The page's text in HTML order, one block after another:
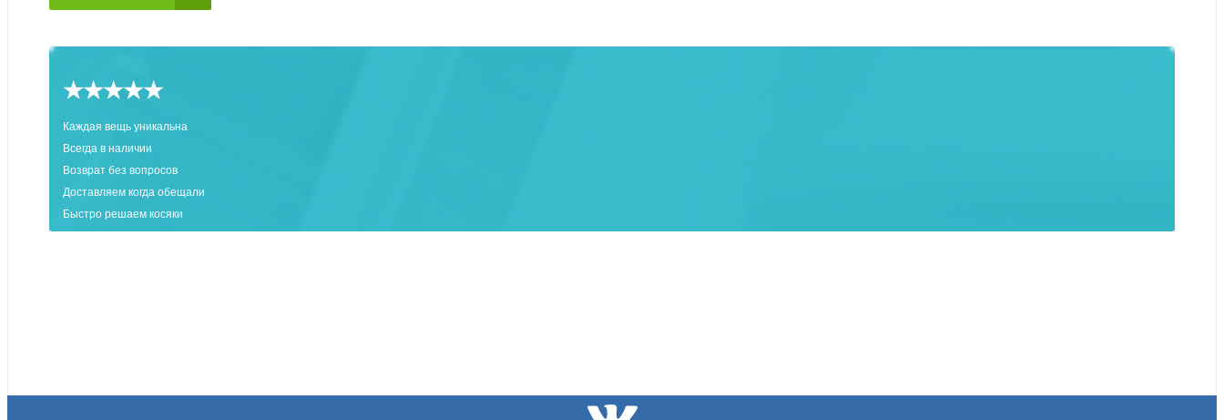
★★★★★
Каждая вещь уникальна
Всегда в наличии
Возврат без вопросов
Доставляем когда обещали
Быстро решаем косяки